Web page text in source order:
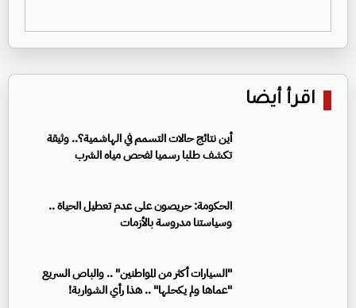
اقرأ أيضا
أين نتائج حالات التسمم في الهاشمية؟.. وثيقة
تكشف طلبا رسميا لفحص مياه الشرب
الحكومة: حريصون على عدم تعطيل الحياة ..
وسياستنا مدروسة بالأزمات
"السيارات أكثر من المواطنين" .. والباص السريع
"عماها ولم يكحلها" .. هذا رأي الشواربة!